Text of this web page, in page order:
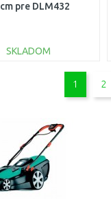
pre DLM432
SKLADOM
1 2